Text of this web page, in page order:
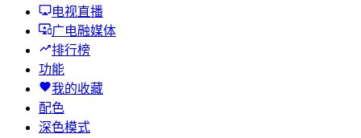
电视直播
广电融媒体
排行榜
功能
我的收藏
配色
深色模式